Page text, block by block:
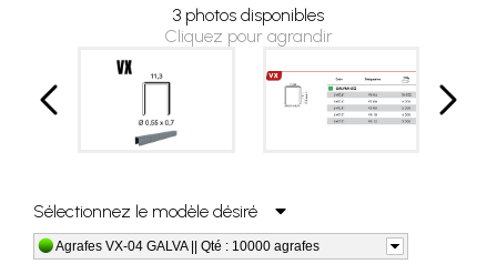
3 photos disponibles
Cliquez pour agrandir
Sélectionnez le modèle désiré
Agrafes VX-04 GALVA || Qté : 10000 agrafes